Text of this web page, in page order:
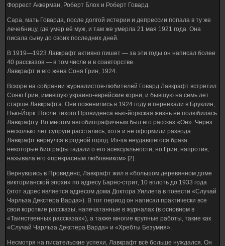
Форрест Аккерман, Роберт Блох и Роберт Говард.
Сара, мать Говарда, после долгой истерии и депрессии попала в ту же
лечебницу, где умер её муж, и там же умерла 21 мая 1921 года. Она
писала сыну до своих последних дней.
В 1919—1923 Лавкрафт активно пишет — за эти годы он написал более
40 рассказов — в том числе и в соавторстве.
Лавкрафт и его жена Соня Грин, 1924.
Вскоре на собрании журналистов-любителей Говард Лавкрафт встретил
Соню Грин, имевшую украино-еврейские корни, и бывшую на семь лет
старше Лавкрафта. Они поженились в 1924 году и переехали в Бруклин,
Нью-Йорк. После тихого Провиденса нью-йоркская жизнь не полюбилась
Лавкрафту. Во многом автобиографичным был его рассказ «Он». Через
несколько лет супруги расстались, хотя и не оформили развода.
Лавкрафт вернулся в родной город. Из-за неудавшегося брака
некоторые биографы гадали о его асексуальности, но Грин, напротив,
называла его «прекрасным любовником» [2].
Вернувшись в Провиденс, Лавкрафт жил в «большом деревянном доме
викторианской эпохи» по адресу Барнс-стрит, 10 вплоть до 1933 года
(этот адрес является адресом дома Доктора Уиллета в повести «Случай
Чарльза Декстера Варда»). В тот период он написал практически все
свои короткие рассказы, напечатанные в журналах (в основном в
«Таинственных рассказах»), а также многие крупные работы, такие как
«Случай Чарльза Декстера Варда» и «Хребты Безумия».
Несмотря на писательские успехи, Лавкрафт всё больше нуждался. Он